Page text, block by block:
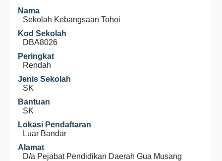
Nama
Sekolah Kebangsaan Tohoi
Kod Sekolah
DBA8026
Peringkat
Rendah
Jenis Sekolah
SK
Bantuan
SK
Lokasi Pendaftaran
Luar Bandar
Alamat
D/a Pejabat Pendidikan Daerah Gua Musang